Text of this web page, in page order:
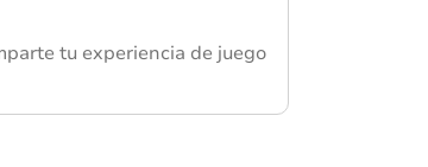
tu experiencia de juego